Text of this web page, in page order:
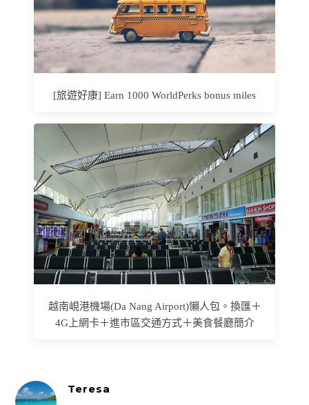
[旅遊好康] Earn 1000 WorldPerks bonus miles
越南峴港機場(Da Nang Airport)懶人包。換匯＋
4G上網卡＋進市區交通方式＋美食餐廳簡介
Teresa